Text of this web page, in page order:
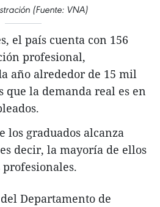
(Fuente: VNA)
el país cuenta con 156
profesional,
año alrededor de 15 mil
que la demanda real es en
los graduados alcanza
decir, la mayoría de ellos
Departamento de